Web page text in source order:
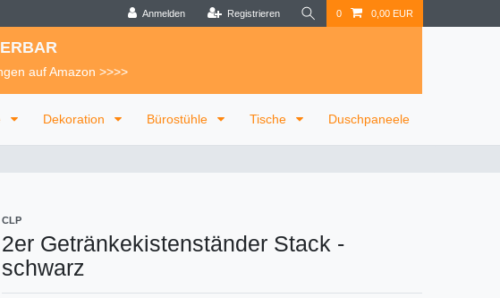
Anmelden Registrieren 0 0,00 EUR
auf Amazon >>>>
Dekoration Bürostühle Tische Duschpaneele
CLP
2er Getränkekistenständer Stack -
schwarz